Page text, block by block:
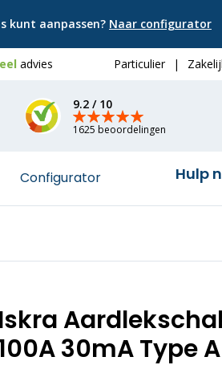
kunt aanpassen? Naar configurator
advies Particulier |
9.2 / 10
1625 beoordelingen
Configurator Hulp
Iskra
30mA Type A